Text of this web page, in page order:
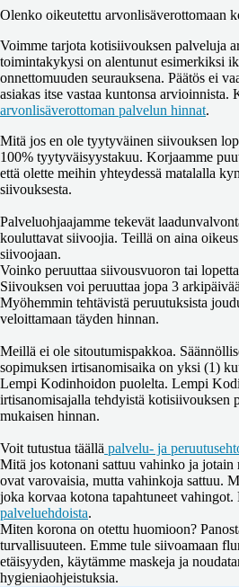
Olenko oikeutettu arvonlisäverottomaan
Voimme tarjota kotisiivouksen palveluja
toimintakykysi on alentunut esimerkiksi
onnettomuuden seurauksena. Päätös ei
asiakas itse vastaa kuntonsa arvioinnista.
arvonlisäverottoman palvelun hinnat.
Mitä jos en ole tyytyväinen siivouksen
100% tyytyväisyystakuu. Korjaamme
että olette meihin yhteydessä matalalla
siivouksesta.
Palveluohjaajamme tekevät
kouluttavat siivoojia. Teillä on aina
siivoojaan.
Voinko peruuttaa siivousvuoron tai
Siivouksen voi peruuttaa jopa 3
Myöhemmin tehtävistä peruutuksista
veloittamaan täyden hinnan.
Meillä ei ole sitoutumispakkoa.
sopimuksen irtisanomisaika on yksi (1)
Lempi Kodinhoidon puolelta. Lempi
irtisanomisajalla tehdyistä kotisiivouksen
mukaisen hinnan.
Voit tutustua täällä palvelu- ja
Mitä jos kotonani sattuu vahinko ja jotain
ovat varovaisia, mutta vahinkoja sattuu.
joka korvaa kotona tapahtuneet vahingot.
palveluehdoista.
Miten korona on otettu huomioon?
turvallisuuteen. Emme tule siivoamaan
etäisyyden, käytämme maskeja ja
hygieniaohjeistuksia.